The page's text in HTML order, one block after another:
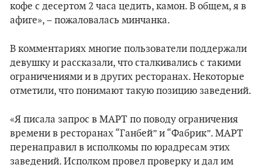
кофе с десертом 2 часа цедить, камон. В общем, я в
афиге», – пожаловалась минчанка.
В комментариях многие пользователи поддержали
девушку и рассказали, что сталкивались с такими
ограничениями и в других ресторанах. Некоторые
отметили, что понимают такую позицию заведений.
«Я писала запрос в МАРТ по поводу ограничения
времени в ресторанах “Ганбей” и “Фабрик”. МАРТ
перенаправил в исполкомы по юрадресам этих
заведений. Исполком провел проверку и дал им